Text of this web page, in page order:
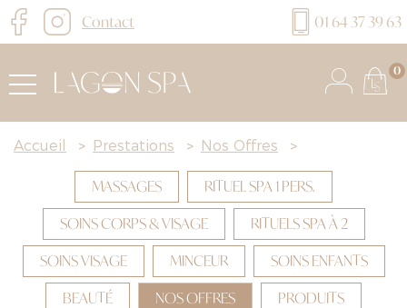
Contact 01 64 37 39 63
0
Accueil > Prestations > Nos Offres >
MASSAGES
RITUEL SPA 1 PERS.
SOINS CORPS & VISAGE
RITUELS SPA À 2
SOINS VISAGE
MINCEUR
SOINS ENFANTS
BEAUTÉ
NOS OFFRES PRODUITS